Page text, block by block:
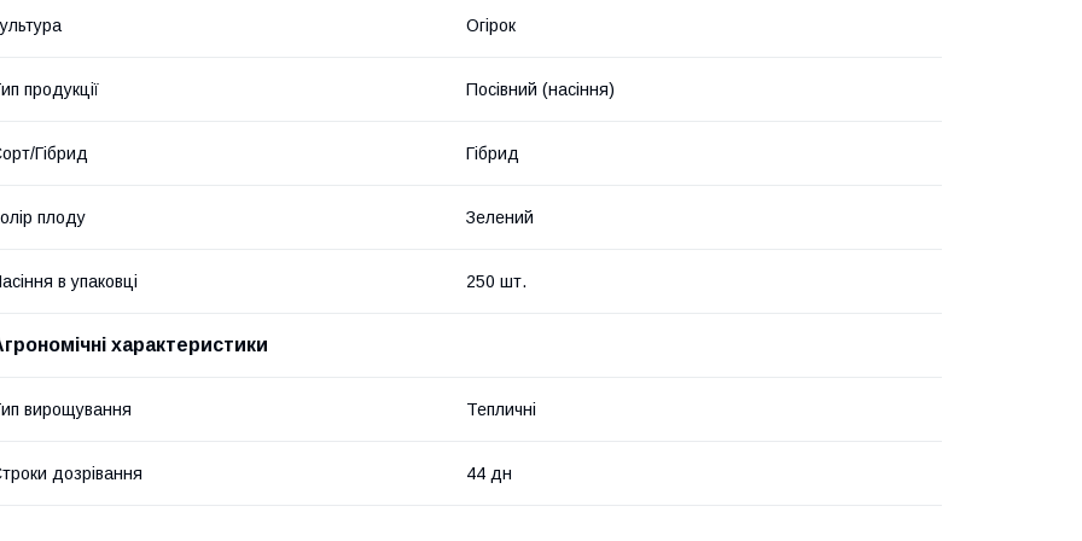
Огірок
продукції Посівний (насіння)
Гібрид Гібрид
плоду Зелений
в упаковці 250 шт.
характеристики
вирощування Тепличні
дозрівання 44 дн